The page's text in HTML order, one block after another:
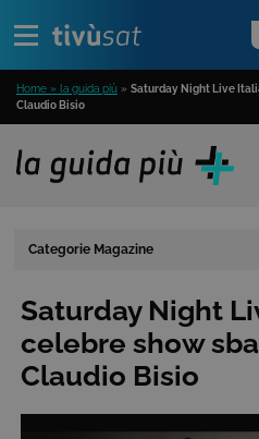
Home » la guida più » Saturday Night Live
Claudio Bisio
Categorie Magazine
Saturday Night
celebre show
Claudio Bisio